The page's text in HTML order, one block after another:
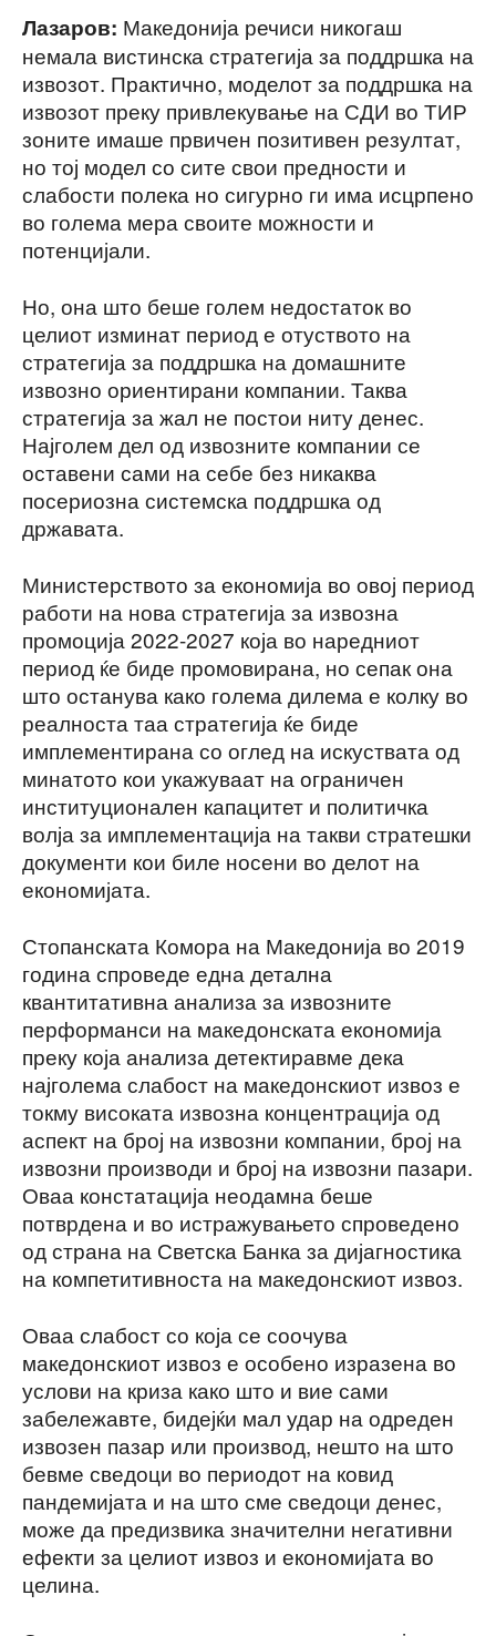
Лазаров: Македонија речиси никогаш
немала вистинска стратегија за поддршка на
извозот. Практично, моделот за поддршка на
извозот преку привлекување на СДИ во ТИР
зоните имаше првичен позитивен резултат,
но тој модел со сите свои предности и
слабости полека но сигурно ги има исцрпено
во голема мера своите можности и
потенцијали.
Но, она што беше голем недостаток во
целиот изминат период е отуството на
стратегија за поддршка на домашните
извозно ориентирани компании. Таква
стратегија за жал не постои ниту денес.
Најголем дел од извозните компании се
оставени сами на себе без никаква
посериозна системска поддршка од
државата.
Министерството за економија во овој период
работи на нова стратегија за извозна
промоција 2022-2027 која во наредниот
период ќе биде промовирана, но сепак она
што останува како голема дилема е колку во
реалноста таа стратегија ќе биде
имплементирана со оглед на искуствата од
минатото кои укажуваат на ограничен
институционален капацитет и политичка
волја за имплементација на такви стратешки
документи кои биле носени во делот на
економијата.
Стопанската Комора на Македонија во 2019
година спроведе една детална
квантитативна анализа за извозните
перформанси на македонската економија
преку која анализа детектиравме дека
најголема слабост на македонскиот извоз е
токму високата извозна концентрација од
аспект на број на извозни компании, број на
извозни производи и број на извозни пазари.
Оваа констатација неодамна беше
потврдена и во истражувањето спроведено
од страна на Светска Банка за дијагностика
на компетитивноста на македонскиот извоз.
Оваа слабост со која се соочува
македонскиот извоз е особено изразена во
услови на криза како што и вие сами
забележавте, бидејќи мал удар на одреден
извозен пазар или производ, нешто на што
бевме сведоци во периодот на ковид
пандемијата и на што сме сведоци денес,
може да предизвика значителни негативни
ефекти за целиот извоз и економијата во
целина.